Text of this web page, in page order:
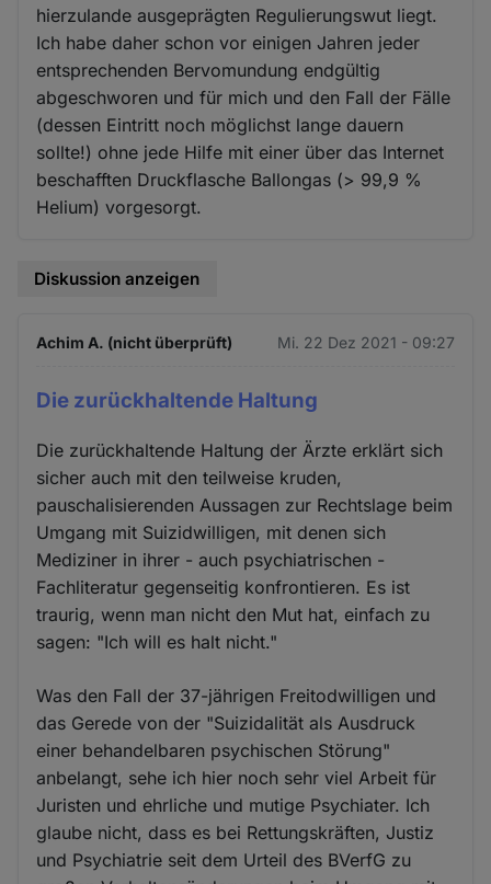
hierzulande ausgeprägten Regulierungswut liegt.
Ich habe daher schon vor einigen Jahren jeder
entsprechenden Bervomundung endgültig
abgeschworen und für mich und den Fall der Fälle
(dessen Eintritt noch möglichst lange dauern
sollte!) ohne jede Hilfe mit einer über das Internet
beschafften Druckflasche Ballongas (> 99,9 %
Helium) vorgesorgt.
Diskussion anzeigen
Achim A. (nicht überprüft) Mi. 22 Dez 2021 - 09:27
Die zurückhaltende Haltung
Die zurückhaltende Haltung der Ärzte erklärt sich
sicher auch mit den teilweise kruden,
pauschalisierenden Aussagen zur Rechtslage beim
Umgang mit Suizidwilligen, mit denen sich
Mediziner in ihrer - auch psychiatrischen -
Fachliteratur gegenseitig konfrontieren. Es ist
traurig, wenn man nicht den Mut hat, einfach zu
sagen: "Ich will es halt nicht."
Was den Fall der 37-jährigen Freitodwilligen und
das Gerede von der "Suizidalität als Ausdruck
einer behandelbaren psychischen Störung"
anbelangt, sehe ich hier noch sehr viel Arbeit für
Juristen und ehrliche und mutige Psychiater. Ich
glaube nicht, dass es bei Rettungskräften, Justiz
und Psychiatrie seit dem Urteil des BVerfG zu